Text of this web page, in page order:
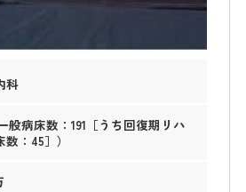
科
般病床数：191［うち回復期リハ
：45］）